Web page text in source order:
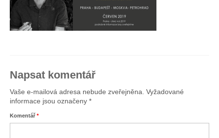
OBCHOD
Pravidla ochrany osobních údajů
APPKA
Napsat komentář
Vaše e-mailová adresa nebude zveřejněna. Vyžadované
informace jsou označeny *
Komentář *